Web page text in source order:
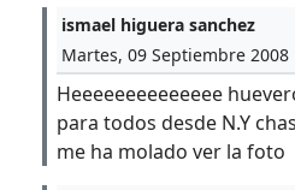
ismael higuera sanchez
Martes, 09 Septiembre 2008
Heeeeeeeeeeeeee
para todos desde N.Y
me ha molado ver la foto